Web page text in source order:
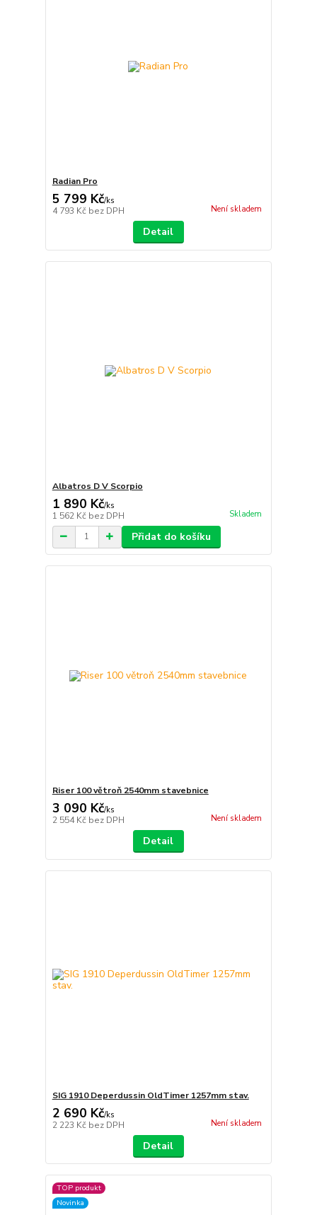
Radian Pro
5 799 Kč/ks
4 793 Kč bez DPH Není skladem
Detail
Albatros D V Scorpio
1 890 Kč/ks
1 562 Kč bez DPH Skladem
Přidat do košíku
Riser 100 větroň 2540mm stavebnice
3 090 Kč/ks
2 554 Kč bez DPH Není skladem
Detail
SIG 1910 Deperdussin OldTimer 1257mm stav.
2 690 Kč/ks
2 223 Kč bez DPH Není skladem
Detail
TOP produkt
Novinka